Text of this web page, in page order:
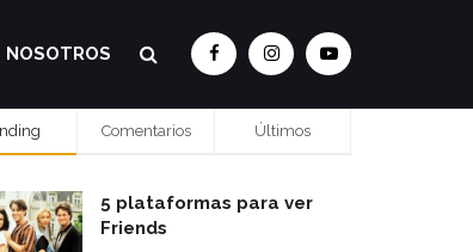
NOSOTROS
Comentarios Últimos
5 plataformas para ver
Friends